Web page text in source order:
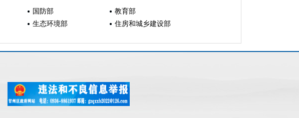
国防部
教育部
生态环境部
住房和城乡建设部